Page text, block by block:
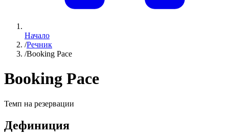
Начало
/Речник
/Booking Pace
Booking Pace
Темп на резервации
Дефиниция